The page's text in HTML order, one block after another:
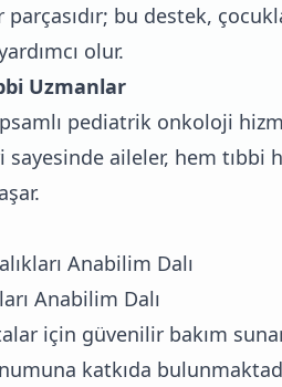
bu destek,
olur.
Uzmanlar
pediatrik onkoloji
aileler, hem tıbbi
Anabilim Dalı
Anabilim Dalı
için güvenilir bakım
katkıda